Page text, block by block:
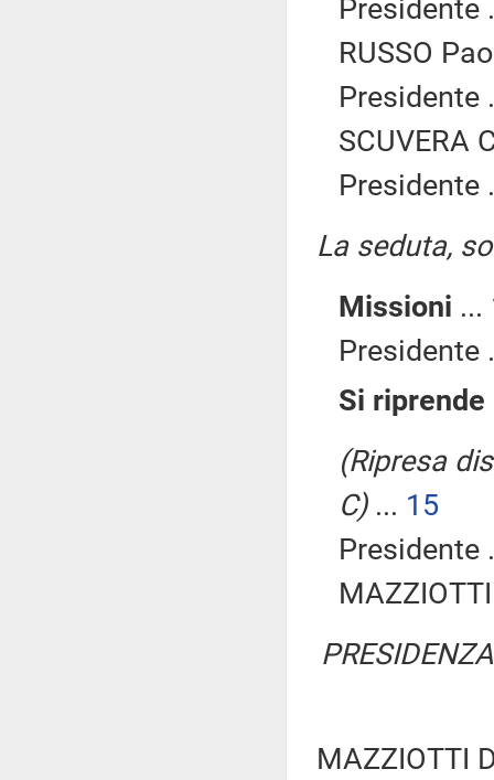
Presidente
RUSSO
Presidente
SCUVERA
Presidente
La seduta,
Missioni ...
Presidente
Si
(Ripresa
C)... 15
Presidente
MAZZIOTTI